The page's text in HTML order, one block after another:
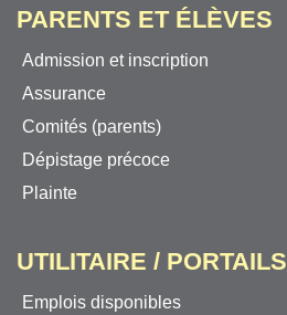
PARENTS ET ÉLÈVES
Admission et inscription
Assurance
Comités (parents)
Dépistage précoce
Plainte
UTILITAIRE / PORTAILS
Emplois disponibles